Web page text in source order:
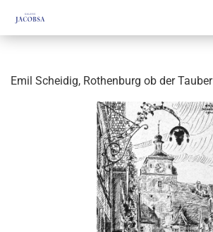
Emil Scheidig, Rothenburg ob der Tauber